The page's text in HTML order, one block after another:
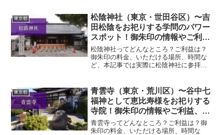
八幡神社とは？太子堂八幡神社は、平安
時代後期、源頼義・義家...
東京都
松陰神社（東京・世田谷区）〜吉
田松陰をお祀りする学問のパワー
スポット！御朱印の情報やご利
益、歴史をご紹介します！〜
松陰神社ってどんなところ？ご利益は？
御朱印の料金、いただける場所、時間な
ど、本記事では実際に松陰神社に参拝し
神社は、幕末の思想家・教育者である吉
田松陰をお祀りする神社...
東京都
青雲寺（東京・荒川区）〜谷中七
福神として恵比寿様をお祀りする
寺院！御朱印の情報やご利益、歴
史をご紹介します！〜
青雲寺ってどんなところ？ご利益は？御
朱印の料金、いただける場所、時間な